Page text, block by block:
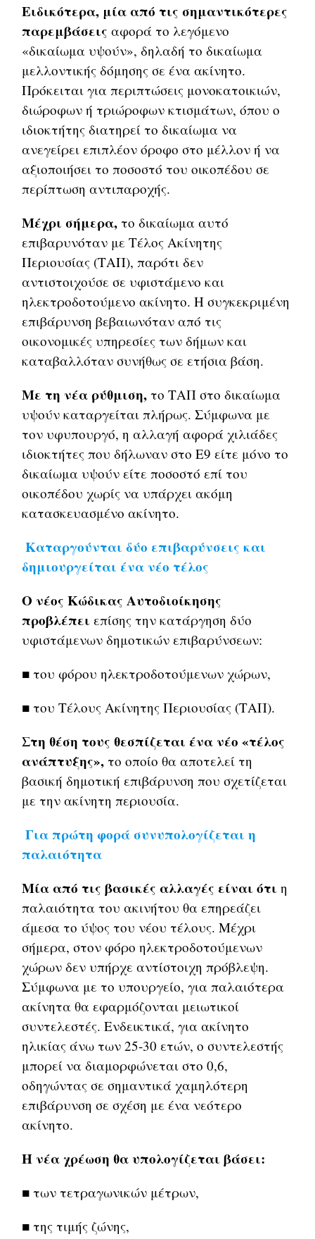
Ειδικότερα, μία από τις σημαντικότερες
παρεμβάσεις αφορά το λεγόμενο
«δικαίωμα υψούν», δηλαδή το δικαίωμα
μελλοντικής δόμησης σε ένα ακίνητο.
Πρόκειται για περιπτώσεις μονοκατοικιών,
διώροφων ή τριώροφων κτισμάτων, όπου ο
ιδιοκτήτης διατηρεί το δικαίωμα να
ανεγείρει επιπλέον όροφο στο μέλλον ή να
αξιοποιήσει το ποσοστό του οικοπέδου σε
περίπτωση αντιπαροχής.
Μέχρι σήμερα, το δικαίωμα αυτό
επιβαρυνόταν με Τέλος Ακίνητης
Περιουσίας (ΤΑΠ), παρότι δεν
αντιστοιχούσε σε υφιστάμενο και
ηλεκτροδοτούμενο ακίνητο. Η συγκεκριμένη
επιβάρυνση βεβαιωνόταν από τις
οικονομικές υπηρεσίες των δήμων και
καταβαλλόταν συνήθως σε ετήσια βάση.
Με τη νέα ρύθμιση, το ΤΑΠ στο δικαίωμα
υψούν καταργείται πλήρως. Σύμφωνα με
τον υφυπουργό, η αλλαγή αφορά χιλιάδες
ιδιοκτήτες που δήλωναν στο Ε9 είτε μόνο το
δικαίωμα υψούν είτε ποσοστό επί του
οικοπέδου χωρίς να υπάρχει ακόμη
κατασκευασμένο ακίνητο.
Καταργούνται δύο επιβαρύνσεις και
δημιουργείται ένα νέο τέλος
Ο νέος Κώδικας Αυτοδιοίκησης
προβλέπει επίσης την κατάργηση δύο
υφιστάμενων δημοτικών επιβαρύνσεων:
■ του φόρου ηλεκτροδοτούμενων χώρων,
■ του Τέλους Ακίνητης Περιουσίας (ΤΑΠ).
Στη θέση τους θεσπίζεται ένα νέο «τέλος
ανάπτυξης», το οποίο θα αποτελεί τη
βασική δημοτική επιβάρυνση που σχετίζεται
με την ακίνητη περιουσία.
Για πρώτη φορά συνυπολογίζεται η
παλαιότητα
Μία από τις βασικές αλλαγές είναι ότι η
παλαιότητα του ακινήτου θα επηρεάζει
άμεσα το ύψος του νέου τέλους. Μέχρι
σήμερα, στον φόρο ηλεκτροδοτούμενων
χώρων δεν υπήρχε αντίστοιχη πρόβλεψη.
Σύμφωνα με το υπουργείο, για παλαιότερα
ακίνητα θα εφαρμόζονται μειωτικοί
συντελεστές. Ενδεικτικά, για ακίνητο
ηλικίας άνω των 25-30 ετών, ο συντελεστής
μπορεί να διαμορφώνεται στο 0,6,
οδηγώντας σε σημαντικά χαμηλότερη
επιβάρυνση σε σχέση με ένα νεότερο
ακίνητο.
Η νέα χρέωση θα υπολογίζεται βάσει:
■ των τετραγωνικών μέτρων,
■ της τιμής ζώνης,